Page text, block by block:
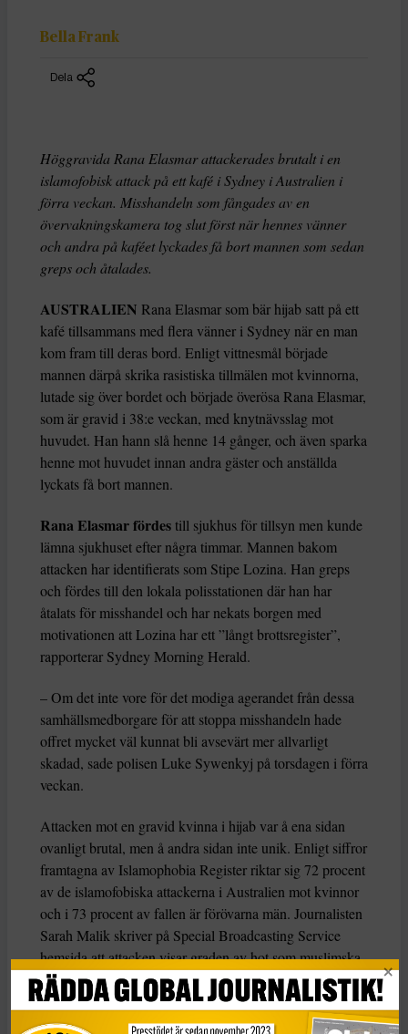
Bella Frank
Dela
Höggravida Rana Elasmar attackerades brutalt i en
islamofobisk attack på ett kafé i Sydney i Australien i
förra veckan. Misshandeln som fångades av en
övervakningskamera tog slut först när hennes vänner
och andra på kaféet lyckades få bort mannen som sedan
greps och åtalades.
AUSTRALIEN Rana Elasmar som bär hijab satt på ett
kafé tillsammans med flera vänner i Sydney när en man
kom fram till deras bord. Enligt vittnesmål började
mannen därpå skrika rasistiska tillmälen mot kvinnorna,
lutade sig över bordet och började överösa Rana Elasmar,
som är gravid i 38:e veckan, med knytnävsslag mot
huvudet. Han hann slå henne 14 gånger, och även sparka
henne mot huvudet innan andra gäster och anställda
lyckats få bort mannen.
Rana Elasmar fördestill sjukhus för tillsyn men kunde
lämna sjukhuset efter några timmar. Mannen bakom
attacken har identifierats som Stipe Lozina. Han greps
och fördes till den lokala polisstationen där han har
åtalats för misshandel och har nekats borgen med
motivationen att Lozina har ett ”långt brottsregister”,
rapporterar Sydney Morning Herald.
– Om det inte vore för det modiga agerandet från dessa
samhällsmedborgare för att stoppa misshandeln hade
offret mycket väl kunnat bli avsevärt mer allvarligt
skadad, sade polisen Luke Sywenkyj på torsdagen i förra
veckan.
Attacken mot en gravid kvinna i hijab var å ena sidan
ovanligt brutal, men å andra sidan inte unik. Enligt siffror
framtagna av Islamophobia Register riktar sig 72 procent
av de islamofobiska attackerna i Australien mot kvinnor
och i 73 procent av fallen är förövarna män. Journalisten
Sarah Malik skriver på Special Broadcasting Service
hemsida att attacken visar graden av hot som muslimska
kvinnor måste hantera.
”Föreställ er attvara kvinna och inte kunna dricka